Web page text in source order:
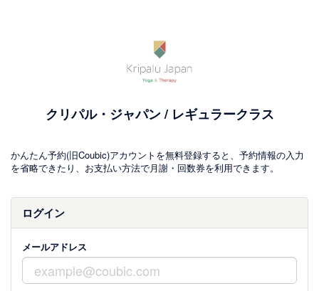
クリパル・ジャパン / レギュラークラス
かんたん予約(旧Coubic)アカウントを無料登録すると、予約情報の入力
を省略できたり、お支払い方法で月謝・回数券を利用できます。
ログイン
メールアドレス